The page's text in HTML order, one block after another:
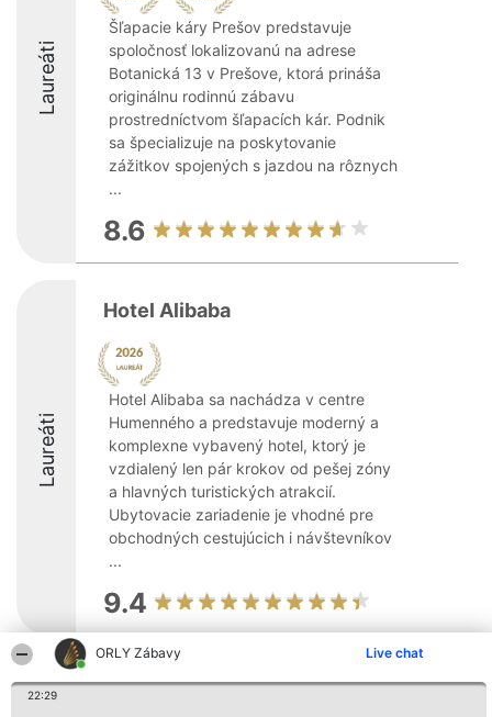
ORLY Zábavy Live chat
22:29
Laureáti
Šľapacie káry Prešov predstavuje
spoločnosť lokalizovanú na adrese
Botanická 13 v Prešove, ktorá prináša
originálnu rodinnú zábavu
prostredníctvom šľapacích kár. Podnik
sa špecializuje na poskytovanie
zážitkov spojených s jazdou na rôznych
...
8.6
Laureáti
Hotel Alibaba
Hotel Alibaba sa nachádza v centre
Humenného a predstavuje moderný a
komplexne vybavený hotel, ktorý je
vzdialený len pár krokov od pešej zóny
a hlavných turistických atrakcií.
Ubytovacie zariadenie je vhodné pre
obchodných cestujúcich i návštevníkov
...
9.4
Organizátor hodnotenia
Bright Side Solutions sp. z o.
Hodnotenie Kontakt